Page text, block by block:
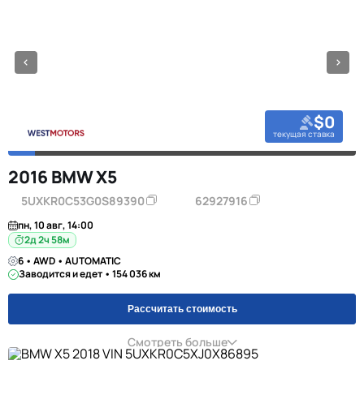
$0
текущая ставка
2016 BMW X5
5UXKR0C53G0S89390 62927916
пн, 10 авг, 14:00
2д 2ч 58м
6 • AWD • AUTOMATIC
Заводится и едет • 154 036 км
Рассчитать стоимость
Смотреть больше